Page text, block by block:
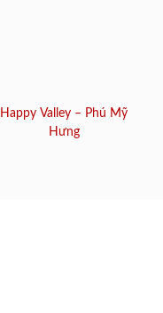
Happy Valley – Phú Mỹ
Hưng